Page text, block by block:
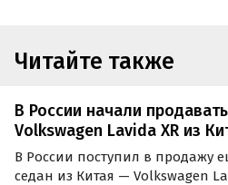
Читайте также
В России начали
Volkswagen Lavida XR из
В России поступил в продажу
седан из Китая — Volkswagen